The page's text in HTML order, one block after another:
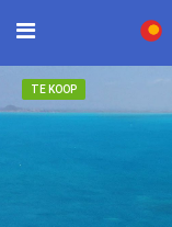
TE KOOP